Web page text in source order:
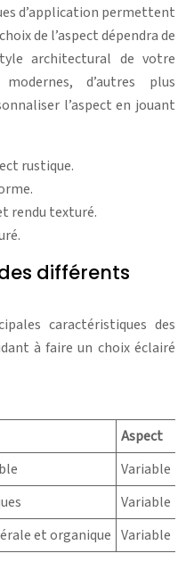
d’application permettent
de l’aspect dépendra de
architectural de votre
d’autres plus
l’aspect en jouant
rustique.
rendu texturé.
différents
caractéristiques des
à faire un choix éclairé
Aspect
Variable
Variable
et organique Variable